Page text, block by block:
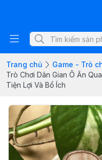
Trang chủ
Game - Trò
Trò Chơi Dân Gian Ô Ăn
Tiện Lợi Và Bổ Ích